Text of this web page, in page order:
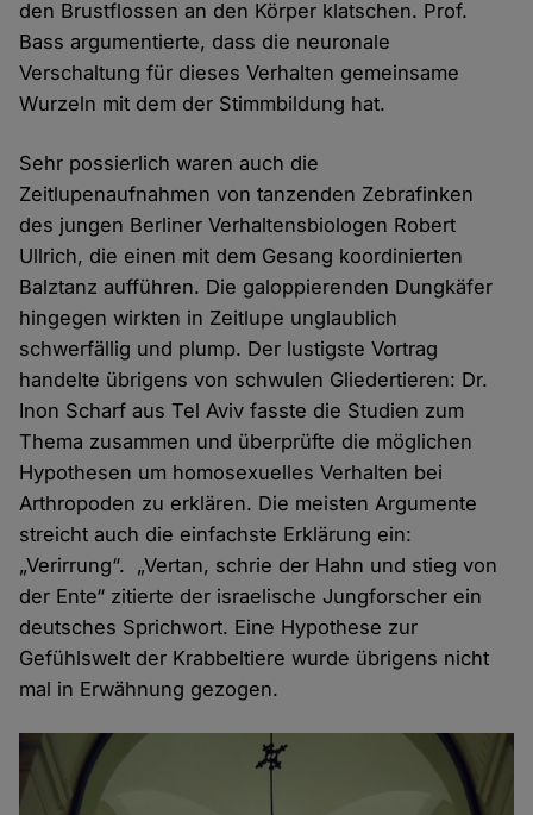
den Brustflossen an den Körper klatschen. Prof.
Bass argumentierte, dass die neuronale
Verschaltung für dieses Verhalten gemeinsame
Wurzeln mit dem der Stimmbildung hat.
Sehr possierlich waren auch die
Zeitlupenaufnahmen von tanzenden Zebrafinken
des jungen Berliner Verhaltensbiologen Robert
Ullrich, die einen mit dem Gesang koordinierten
Balztanz aufführen. Die galoppierenden Dungkäfer
hingegen wirkten in Zeitlupe unglaublich
schwerfällig und plump. Der lustigste Vortrag
handelte übrigens von schwulen Gliedertieren: Dr.
Inon Scharf aus Tel Aviv fasste die Studien zum
Thema zusammen und überprüfte die möglichen
Hypothesen um homosexuelles Verhalten bei
Arthropoden zu erklären. Die meisten Argumente
streicht auch die einfachste Erklärung ein:
„Verirrung“. „Vertan, schrie der Hahn und stieg von
der Ente“ zitierte der israelische Jungforscher ein
deutsches Sprichwort. Eine Hypothese zur
Gefühlswelt der Krabbeltiere wurde übrigens nicht
mal in Erwähnung gezogen.